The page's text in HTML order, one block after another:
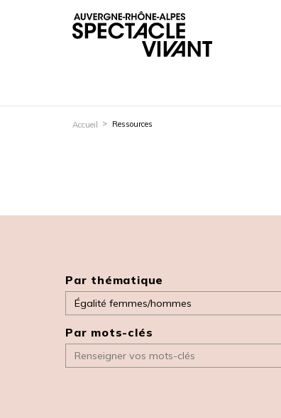
Accueil Ressources
Par thématique
Par mots-clés